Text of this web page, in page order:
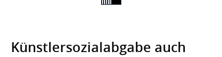
Künstlersozialabgabe auch